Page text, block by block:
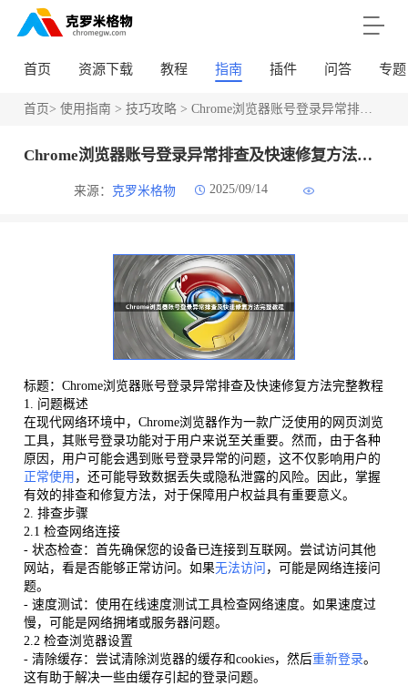
首页 资源下载 教程 指南 插件 问答 专题
首页> 使用指南 > 技巧攻略> Chrome浏览器账号登录异常排查及快速修复方法完整教程
Chrome浏览器账号登录异常排查及快速修复方法完整教程
来源： 克罗米格物 2025/09/14
标题：Chrome浏览器账号登录异常排查及快速修复方法完整教程
1. 问题概述
在现代网络环境中，Chrome浏览器作为一款广泛使用的网页浏览
工具，其账号登录功能对于用户来说至关重要。然而，由于各种
原因，用户可能会遇到账号登录异常的问题，这不仅影响用户的
正常使用 ，还可能导致数据丢失或隐私泄露的风险。因此，掌握
有效的排查和修复方法，对于保障用户权益具有重要意义。
2. 排查步骤
2.1 检查网络连接
- 状态检查：首先确保您的设备已连接到互联网。尝试访问其他
网站，看是否能够正常访问。如果无法访问 ，可能是网络连接问
题。
- 速度测试：使用在线速度测试工具检查网络速度。如果速度过
慢，可能是网络拥堵或服务器问题。
2.2 检查浏览器设置
- 清除缓存：尝试清除浏览器的缓存和cookies，然后重新登录。
这有助于解决一些由缓存引起的登录问题。